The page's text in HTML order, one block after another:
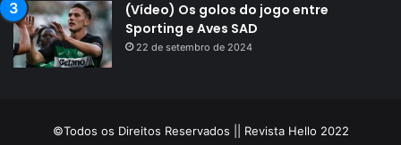
(Vídeo) Os golos do jogo entre
Sporting e Aves SAD
22 de setembro de 2024
©Todos os Direitos Reservados || Revista Hello 2022